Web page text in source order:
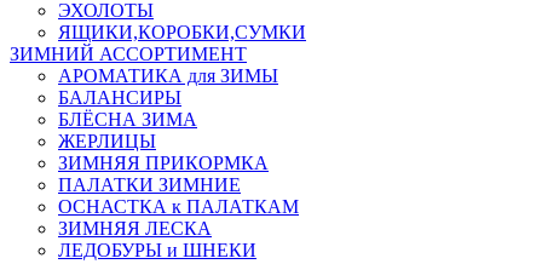
ЭХОЛОТЫ
ЯЩИКИ,КОРОБКИ,СУМКИ
ЗИМНИЙ АССОРТИМЕНТ
АРОМАТИКА для ЗИМЫ
БАЛАНСИРЫ
БЛЁСНА ЗИМА
ЖЕРЛИЦЫ
ЗИМНЯЯ ПРИКОРМКА
ПАЛАТКИ ЗИМНИЕ
ОСНАСТКА к ПАЛАТКАМ
ЗИМНЯЯ ЛЕСКА
ЛЕДОБУРЫ и ШНЕКИ